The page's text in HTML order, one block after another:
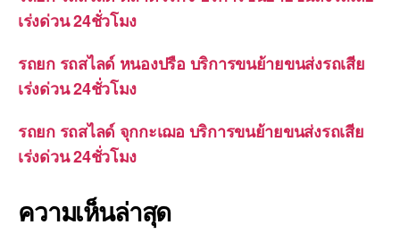
เร่งด่วน 24ชั่วโมง
รถยก รถสไลด์ หนองปรือ บริการขนย้ายขนส่งรถเสีย
เร่งด่วน 24ชั่วโมง
รถยก รถสไลด์ จุกกะเฌอ บริการขนย้ายขนส่งรถเสีย
เร่งด่วน 24ชั่วโมง
ความเห็นล่าสุด